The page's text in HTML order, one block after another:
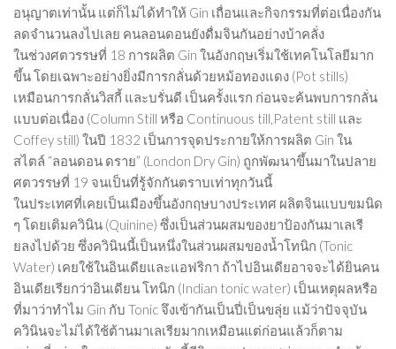
อนุญาตเท่านั้น แต่ก็ไม่ได้ทำให้ Gin เถื่อนและกิจกรรมที่ต่อเนื่องกัน
ลดจำนวนลงไปเลย คนลอนดอนยังดื่มจินกันอย่างบ้าคลั่ง
ในช่วงศตวรรษที่ 18 การผลิต Gin ในอังกฤษเริ่มใช้เทคโนโลยีมาก
ขึ้น โดยเฉพาะอย่างยิ่งมีการกลั่นด้วยหม้อทองแดง (Pot stills)
เหมือนการกลั่นวิสกี้ และบรั่นดี เป็นครั้งแรก ก่อนจะค้นพบการกลั่น
แบบต่อเนื่อง (Column Still หรือ Continuous till,Patent still และ
Coffey still) ในปี 1832 เป็นการจุดประกายให้การผลิต Gin ใน
สไตล์ “ลอนดอน ดราย” (London Dry Gin) ถูกพัฒนาขึ้นมาในปลาย
ศตวรรษที่ 19 จนเป็นที่รู้จักกันตราบเท่าทุกวันนี้
ในประเทศที่เคยเป็นเมืองขึ้นอังกฤษบางประเทศ ผลิตจินแบบขมนิด
ๆ โดยเติมควินิน (Quinine) ซึ่งเป็นส่วนผสมของยาป้องกันมาเลเรี
ยลงไปด้วย ซึ่งควินินนี้เป็นหนึ่งในส่วนผสมของน้ำโทนิก (Tonic
Water) เคยใช้ในอินเดียและแอฟริกา ถ้าไปอินเดียอาจจะได้ยินคน
อินเดียเรียกว่าอินเดียน โทนิก (Indian tonic water) เป็นเหตุผลหรือ
ที่มาว่าทำไม Gin กับ Tonic จึงเข้ากันเป็นปี่เป็นขลุ่ย แม้ว่าปัจจุบัน
ควินินจะไม่ได้ใช้ต้านมาเลเรียมากเหมือนแต่ก่อนแล้วก็ตาม